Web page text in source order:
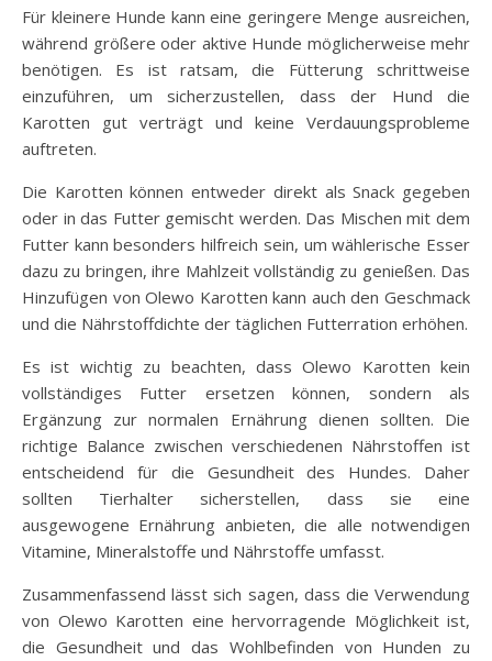
Für kleinere Hunde kann eine geringere Menge ausreichen,
während größere oder aktive Hunde möglicherweise mehr
benötigen. Es ist ratsam, die Fütterung schrittweise
einzuführen, um sicherzustellen, dass der Hund die
Karotten gut verträgt und keine Verdauungsprobleme
auftreten.
Die Karotten können entweder direkt als Snack gegeben
oder in das Futter gemischt werden. Das Mischen mit dem
Futter kann besonders hilfreich sein, um wählerische Esser
dazu zu bringen, ihre Mahlzeit vollständig zu genießen. Das
Hinzufügen von Olewo Karotten kann auch den Geschmack
und die Nährstoffdichte der täglichen Futterration erhöhen.
Es ist wichtig zu beachten, dass Olewo Karotten kein
vollständiges Futter ersetzen können, sondern als
Ergänzung zur normalen Ernährung dienen sollten. Die
richtige Balance zwischen verschiedenen Nährstoffen ist
entscheidend für die Gesundheit des Hundes. Daher
sollten Tierhalter sicherstellen, dass sie eine
ausgewogene Ernährung anbieten, die alle notwendigen
Vitamine, Mineralstoffe und Nährstoffe umfasst.
Zusammenfassend lässt sich sagen, dass die Verwendung
von Olewo Karotten eine hervorragende Möglichkeit ist,
die Gesundheit und das Wohlbefinden von Hunden zu